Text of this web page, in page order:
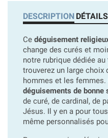
DESCRIPTION
Ce déguisement
change des curés et
notre rubrique dédiée
trouverez un large choix
hommes et les femmes.
déguisements de
de curé, de cardinal, de
Jésus. Il y en a pour
même personnalisés